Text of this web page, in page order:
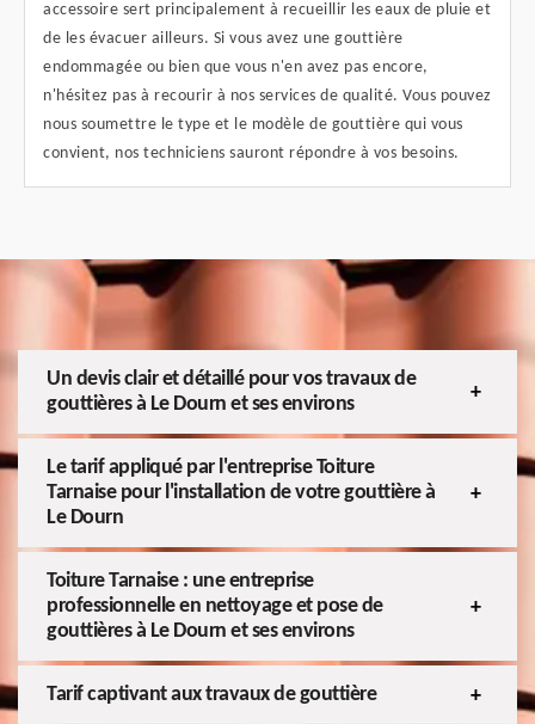
accessoire sert principalement à recueillir les eaux de pluie et
de les évacuer ailleurs. Si vous avez une gouttière
endommagée ou bien que vous n'en avez pas encore,
n'hésitez pas à recourir à nos services de qualité. Vous pouvez
nous soumettre le type et le modèle de gouttière qui vous
convient, nos techniciens sauront répondre à vos besoins.
Un devis clair et détaillé pour vos travaux de
gouttières à Le Dourn et ses environs
Le tarif appliqué par l'entreprise Toiture
Tarnaise pour l'installation de votre gouttière à
Le Dourn
Toiture Tarnaise : une entreprise
professionnelle en nettoyage et pose de
gouttières à Le Dourn et ses environs
Tarif captivant aux travaux de gouttière